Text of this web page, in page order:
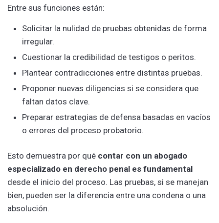
Entre sus funciones están:
Solicitar la nulidad de pruebas obtenidas de forma
irregular.
Cuestionar la credibilidad de testigos o peritos.
Plantear contradicciones entre distintas pruebas.
Proponer nuevas diligencias si se considera que
faltan datos clave.
Preparar estrategias de defensa basadas en vacíos
o errores del proceso probatorio.
Esto demuestra por qué contar con un abogado
especializado en derecho penal es fundamental
desde el inicio del proceso. Las pruebas, si se manejan
bien, pueden ser la diferencia entre una condena o una
absolución.